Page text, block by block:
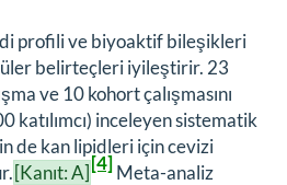
profili ve biyoaktif bileşikleri
belirteçleri iyileştirir. 23
ve 10 kohort çalışmasını
katılımcı) inceleyen sistematik
de kan lipidleri için cevizi
[Kanıt: A][4]Meta-analiz